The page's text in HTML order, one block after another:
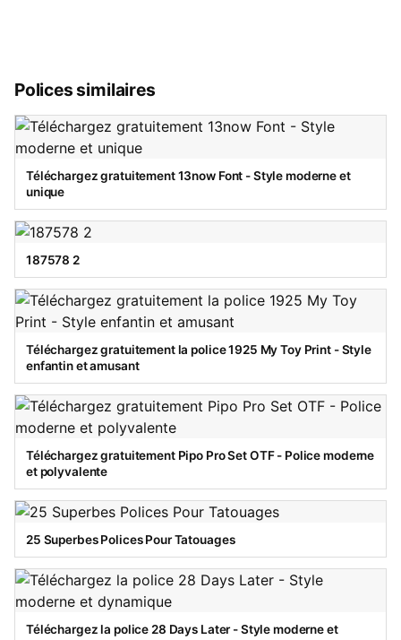
Polices similaires
Téléchargez gratuitement 13now Font - Style moderne et
unique
187578 2
Téléchargez gratuitement la police 1925 My Toy Print - Style
enfantin et amusant
Téléchargez gratuitement Pipo Pro Set OTF - Police moderne
et polyvalente
25 Superbes Polices Pour Tatouages
Téléchargez la police 28 Days Later - Style moderne et